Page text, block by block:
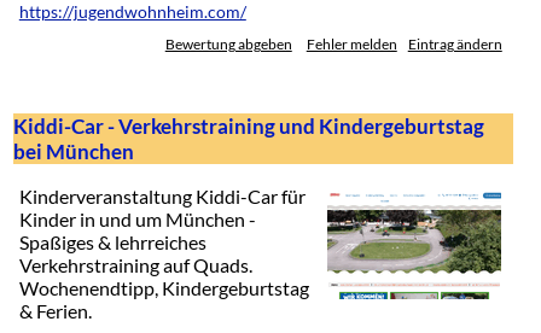
https://jugendwohnheim.com/
Bewertung abgeben Fehler melden Eintrag ändern
Kiddi-Car - Verkehrstraining und Kindergeburtstag
bei München
Kinderveranstaltung Kiddi-Car für
Kinder in und um München -
Spaßiges & lehrreiches
Verkehrstraining auf Quads.
Wochenendtipp, Kindergeburtstag
& Ferien.